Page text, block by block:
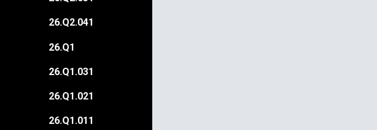
26.Q2.041
26.Q1
26.Q1.031
26.Q1.021
26.Q1.011